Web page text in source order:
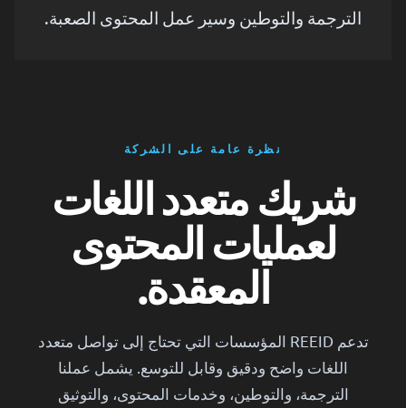
الترجمة والتوطين وسير عمل المحتوى الصعبة.
نظرة عامة على الشركة
شريك متعدد اللغات
لعمليات المحتوى
المعقدة.
تدعم REEID المؤسسات التي تحتاج إلى تواصل متعدد
اللغات واضح ودقيق وقابل للتوسع. يشمل عملنا
الترجمة، والتوطين، وخدمات المحتوى، والتوثيق